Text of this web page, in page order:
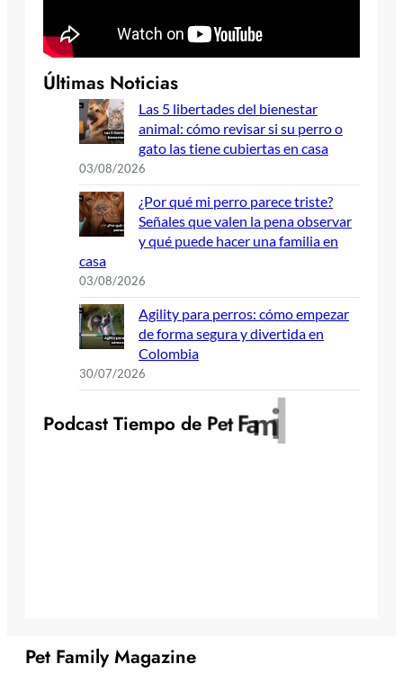
Últimas Noticias
Las 5 libertades del bienestar
animal: cómo revisar si su perro o
gato las tiene cubiertas en casa
03/08/2026
¿Por qué mi perro parece triste?
Señales que valen la pena observar
y qué puede hacer una familia en
casa
03/08/2026
Agility para perros: cómo empezar
de forma segura y divertida en
Colombia
30/07/2026
Podcast Tiempo de Pet Famil
Pet Family Magazine